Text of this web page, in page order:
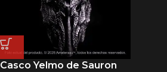
Casco Yelmo de Sauron